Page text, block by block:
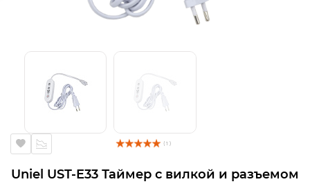
( 1 )
Uniel UST-E33 Таймер с вилкой и разъемом